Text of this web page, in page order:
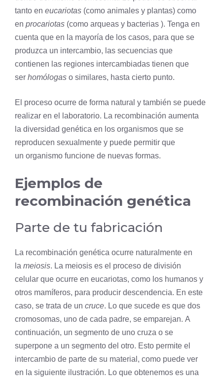
tanto en eucariotas (como animales y plantas) como
en procariotas (como arqueas y bacterias ). Tenga en
cuenta que en la mayoría de los casos, para que se
produzca un intercambio, las secuencias que
contienen las regiones intercambiadas tienen que
ser homólogas o similares, hasta cierto punto.
El proceso ocurre de forma natural y también se puede
realizar en el laboratorio. La recombinación aumenta
la diversidad genética en los organismos que se
reproducen sexualmente y puede permitir que
un organismo funcione de nuevas formas.
Ejemplos de
recombinación genética
Parte de tu fabricación
La recombinación genética ocurre naturalmente en
la meiosis. La meiosis es el proceso de división
celular que ocurre en eucariotas, como los humanos y
otros mamíferos, para producir descendencia. En este
caso, se trata de un cruce. Lo que sucede es que dos
cromosomas, uno de cada padre, se emparejan. A
continuación, un segmento de uno cruza o se
superpone a un segmento del otro. Esto permite el
intercambio de parte de su material, como puede ver
en la siguiente ilustración. Lo que obtenemos es una